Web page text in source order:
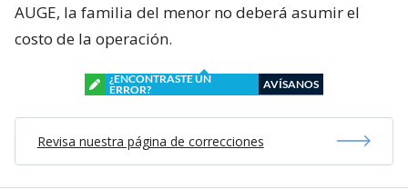
AUGE, la familia del menor no deberá asumir el
costo de la operación.
¿ENCONTRASTE UN
ERROR?
AVÍSANOS
Revisa nuestra página de correcciones